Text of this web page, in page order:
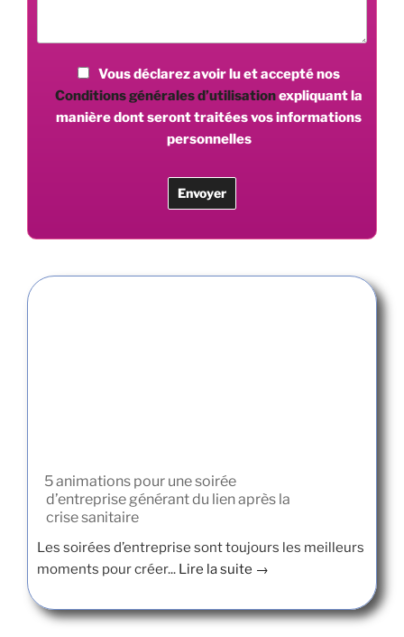
Vous déclarez avoir lu et accepté nos
Conditions générales d’utilisationexpliquant la
manière dont seront traitées vos informations
personnelles
5 animations pour une soirée
d’entreprise générant du lien après la
crise sanitaire
Les soirées d’entreprise sont toujours les meilleurs
moments pour créer... Lire la suite →